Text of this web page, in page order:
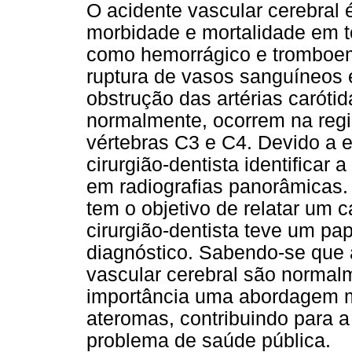
O acidente vascular cerebral
morbidade e mortalidade em
como hemorrágico e
ruptura de vasos
obstrução das artérias
normalmente, ocorrem na
vértebras C3 e C4. Devido a
cirurgião-dentista identificar
em radiografias
tem o objetivo de relatar um
cirurgião-dentista teve um
diagnóstico. Sabendo-se
vascular cerebral são
importância uma abordagem
ateromas, contribuindo para
problema de saúde pública.